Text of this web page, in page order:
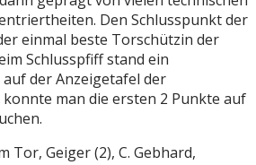
Den Schlusspunkt der
einmal beste Torschützin der
Schlusspfiff stand ein
der Anzeigetafel der
man die ersten 2 Punkte auf
Tor, Geiger (2), C. Gebhard,